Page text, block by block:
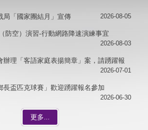
局「國家團結月」宣傳 2026-08-05
防空）演習-行動網路降速演練事宜
2026-08-03
辦理「客語家庭表揚簡章」案，請踴躍報
2026-07-01
長盃匹克球賽」歡迎踴躍報名參加
2026-06-30
更多...